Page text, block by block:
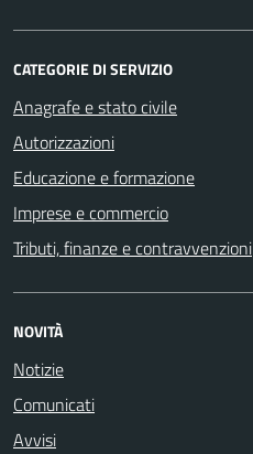
CATEGORIE DI SERVIZIO
Anagrafe e stato civile
Autorizzazioni
Educazione e formazione
Imprese e commercio
Tributi, finanze e contravvenzioni
NOVITÀ
Notizie
Comunicati
Avvisi